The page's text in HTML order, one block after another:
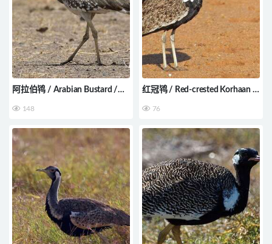
阿拉伯鸨 / Arabian Bustard /
148
红冠鸨 / Red-crested Korhaan /
76